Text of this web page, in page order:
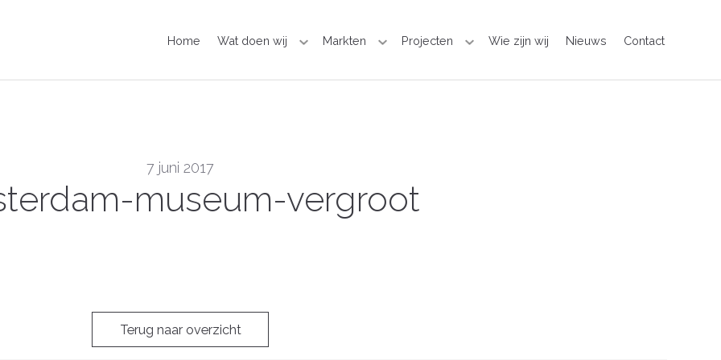
Home Wat doen wij Markten Projecten Wie zijn wij Nieuws Contact
7 juni 2017
museum-vergroot
Terug naar overzicht